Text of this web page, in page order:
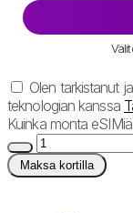
Olen tarkistanut
teknologian kanssa
Kuinka monta
Maksa kortilla